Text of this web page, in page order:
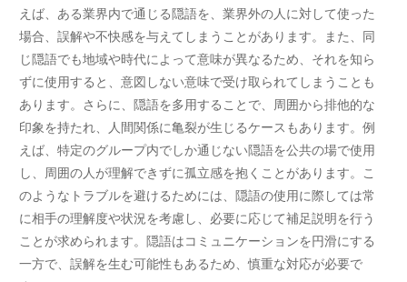
えば、ある業界内で通じる隠語を、業界外の人に対して使った
場合、誤解や不快感を与えてしまうことがあります。また、同
じ隠語でも地域や時代によって意味が異なるため、それを知ら
ずに使用すると、意図しない意味で受け取られてしまうことも
あります。さらに、隠語を多用することで、周囲から排他的な
印象を持たれ、人間関係に亀裂が生じるケースもあります。例
えば、特定のグループ内でしか通じない隠語を公共の場で使用
し、周囲の人が理解できずに孤立感を抱くことがあります。こ
のようなトラブルを避けるためには、隠語の使用に際しては常
に相手の理解度や状況を考慮し、必要に応じて補足説明を行う
ことが求められます。隠語はコミュニケーションを円滑にする
一方で、誤解を生む可能性もあるため、慎重な対応が必要で